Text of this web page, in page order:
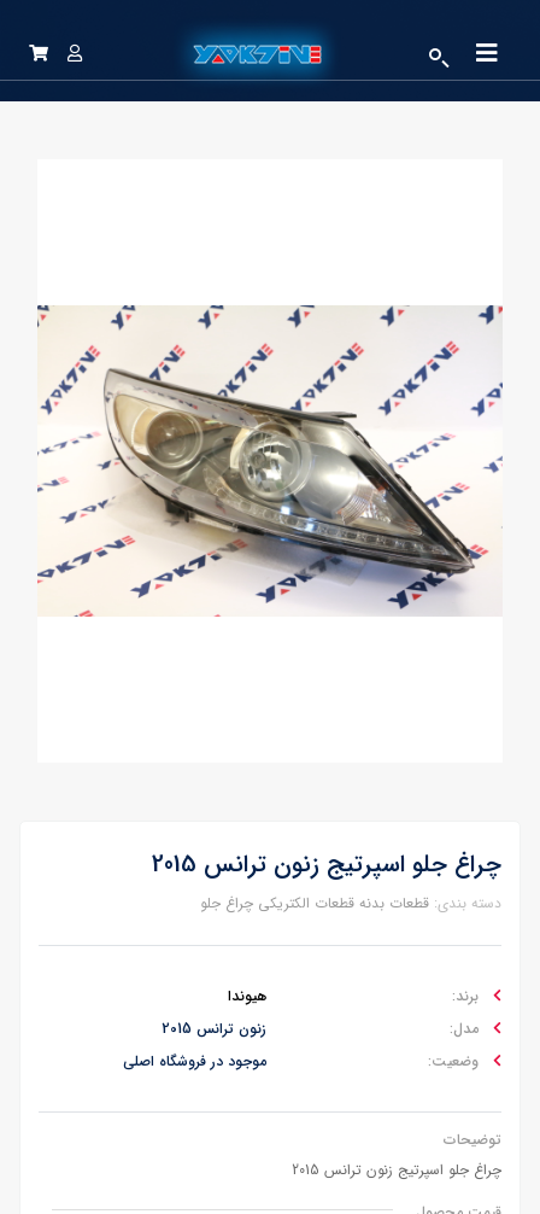
چراغ جلو اسپرتیج زنون ترانس 2015
دسته بندی: قطعات بدنه قطعات الکتریکی چراغ جلو
برند:
هیوندا
مدل:
زنون ترانس 2015
وضعیت:
موجود در فروشگاه اصلی
توضیحات
چراغ جلو اسپرتیج زنون ترانس 2015